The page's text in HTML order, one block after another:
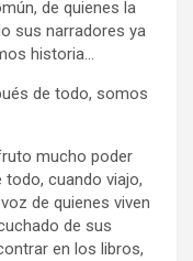
de quienes la
sus narradores ya
historia…
de todo, somos
mucho poder
todo, cuando viajo,
de quienes viven
de sus
en los libros,